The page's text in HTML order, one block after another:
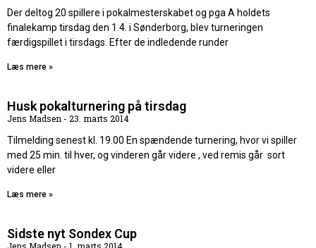
Der deltog 20 spillere i pokalmesterskabet og pga A holdets
finalekamp tirsdag den 1.4. i Sønderborg, blev turneringen
færdigspillet i tirsdags. Efter de indledende runder
Læs mere »
Husk pokalturnering på tirsdag
Jens Madsen
23. marts 2014
Tilmelding senest kl. 19.00 En spændende turnering, hvor vi spiller
med 25 min. til hver, og vinderen går videre , ved remis går sort
videre eller
Læs mere »
Sidste nyt Sondex Cup
Jens Madsen 1. marts 2014